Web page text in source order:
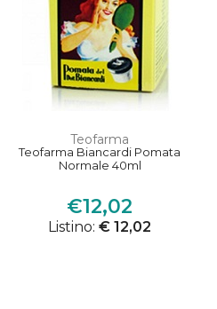
Teofarma
Teofarma Biancardi Pomata
Normale 40ml
€12,02
Listino: € 12,02